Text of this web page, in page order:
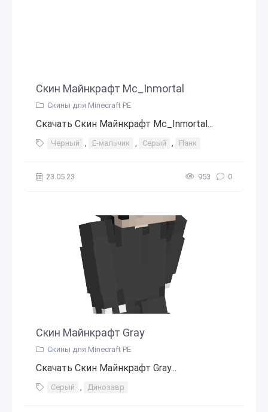
Скин Майнкрафт Mc_Inmortal
Скины для Minecraft PE
Скачать Скин Майнкрафт Mc_Inmortal...
Черный , E-мальчик , Серый , Панк
23.05.23 953 0
Скин Майнкрафт Gray
Скины для Minecraft PE
Скачать Скин Майнкрафт Gray...
Серый , Динозавр